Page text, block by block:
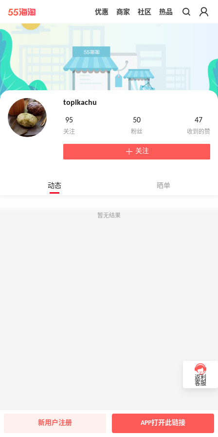
带你去官网买正品
优惠 商家 社区 热品
topikachu
95 50 47
关注
动态 晒单
暂无结果
返利
客服
新用户注册 APP打开此链接